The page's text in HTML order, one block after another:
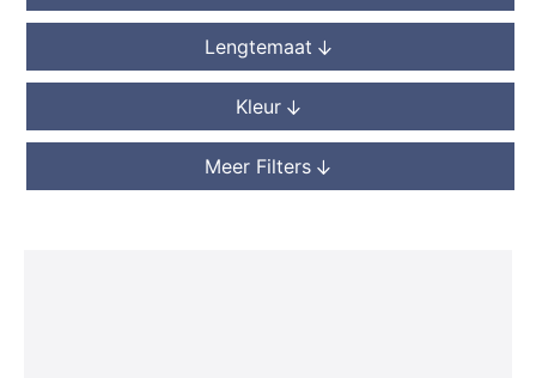
Lengtemaat
Kleur
Meer Filters